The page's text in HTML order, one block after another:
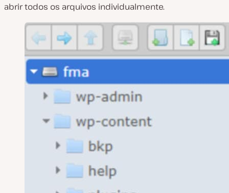
abrir todos os arquivos individualmente.